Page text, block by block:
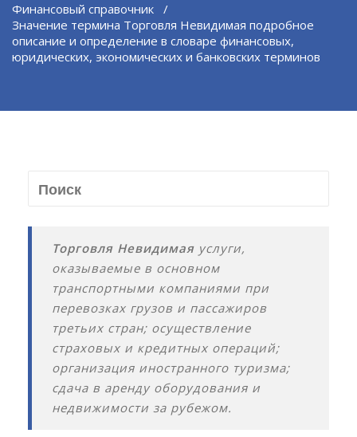
Финансовый справочник /
Значение термина Торговля Невидимая подробное
описание и определение в словаре финансовых,
юридических, экономических и банковских терминов
Торговля Невидимая услуги,
оказываемые в основном
транспортными компаниями при
перевозках грузов и пассажиров
третьих стран; осуществление
страховых и кредитных операций;
организация иностранного туризма;
сдача в аренду оборудования и
недвижимости за рубежом.